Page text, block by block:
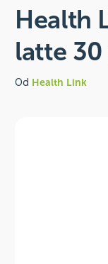
Health
latte 30
Od Health Link